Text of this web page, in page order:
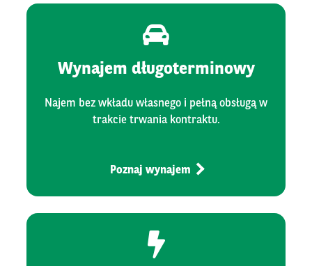
Wynajem długoterminowy
Najem bez wkładu własnego i pełną obsługą w
trakcie trwania kontraktu.
Poznaj wynajem